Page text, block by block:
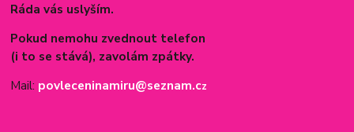
Ráda vás uslyším.
Pokud nemohu zvednout telefon
(i to se stává), zavolám zpátky.
Mail: povleceninamiru@seznam.cz